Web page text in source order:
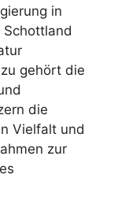
in
gehört die
die
Vielfalt und
zur